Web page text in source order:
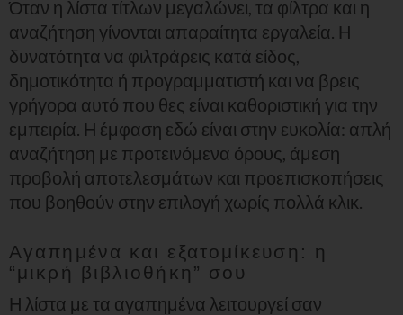
Όταν η λίστα τίτλων μεγαλώνει, τα φίλτρα και η
αναζήτηση γίνονται απαραίτητα εργαλεία. Η
δυνατότητα να φιλτράρεις κατά είδος,
δημοτικότητα ή προγραμματιστή και να βρεις
γρήγορα αυτό που θες είναι καθοριστική για την
εμπειρία. Η έμφαση εδώ είναι στην ευκολία: απλή
αναζήτηση με προτεινόμενα όρους, άμεση
προβολή αποτελεσμάτων και προεπισκοπήσεις
που βοηθούν στην επιλογή χωρίς πολλά κλικ.
Αγαπημένα και εξατομίκευση: η
“μικρή βιβλιοθήκη” σου
Η λίστα με τα αγαπημένα λειτουργεί σαν